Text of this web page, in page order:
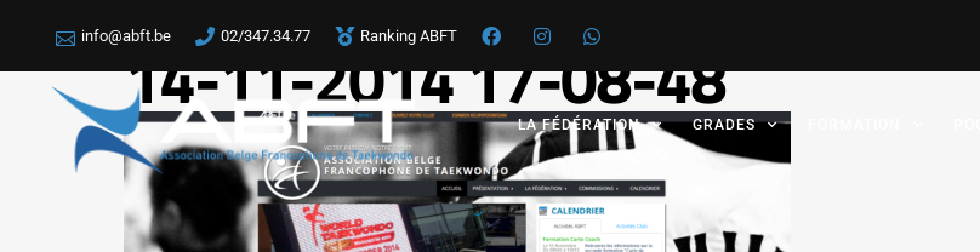
info@abft.be 02/347.34.77 Ranking ABFT
LA FÉDÉRATION GRADES
14-11-2014 17-08-48